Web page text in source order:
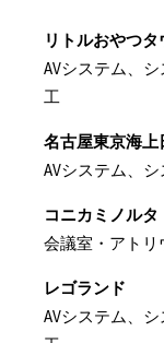
リトルおやつ
AVシステム、
工
名古屋東京海上
AVシステム、
コニカミノルタ
会議室・アト
レゴランド
AVシステム、